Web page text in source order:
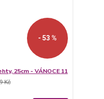
- 53 %
25cm - VÁNOCE 11
Kč